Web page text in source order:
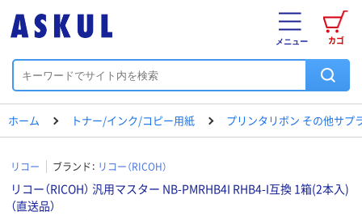
カゴ
メニュー
ホーム トナー/インク/コピー用紙 プリンタリボン その他サプ
リコー ブランド： リコー（RICOH）
リコー（RICOH） 汎用マスター NB-PMRHB4I RHB4-I互換 1箱(2本入)
（直送品）